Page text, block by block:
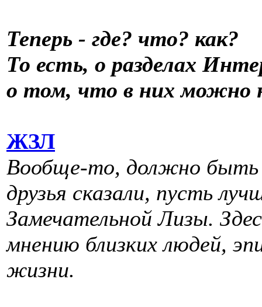
Теперь - где? что? как?
То есть, о разделах
о том, что в них можно
ЖЗЛ
Вообще-то, должно быть
друзья сказали, пусть
Замечательной Лизы.
мнению близких людей,
жизни.